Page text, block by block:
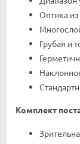
Оптика из
Грубая и
Комплект